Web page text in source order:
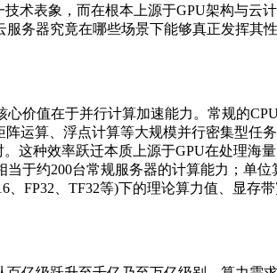
表象，而在根本上源于GPU架构与云
务器究竟在哪些场景下能够真正发挥其
价值在于并行计算加速能力。常规的
运算、浮点计算等大规模并行密集型任
这种效率跃迁本质上源于GPU在处理海
于约200台常规服务器的计算能力；单
FP32、TF32等)下的理论算力值、显存